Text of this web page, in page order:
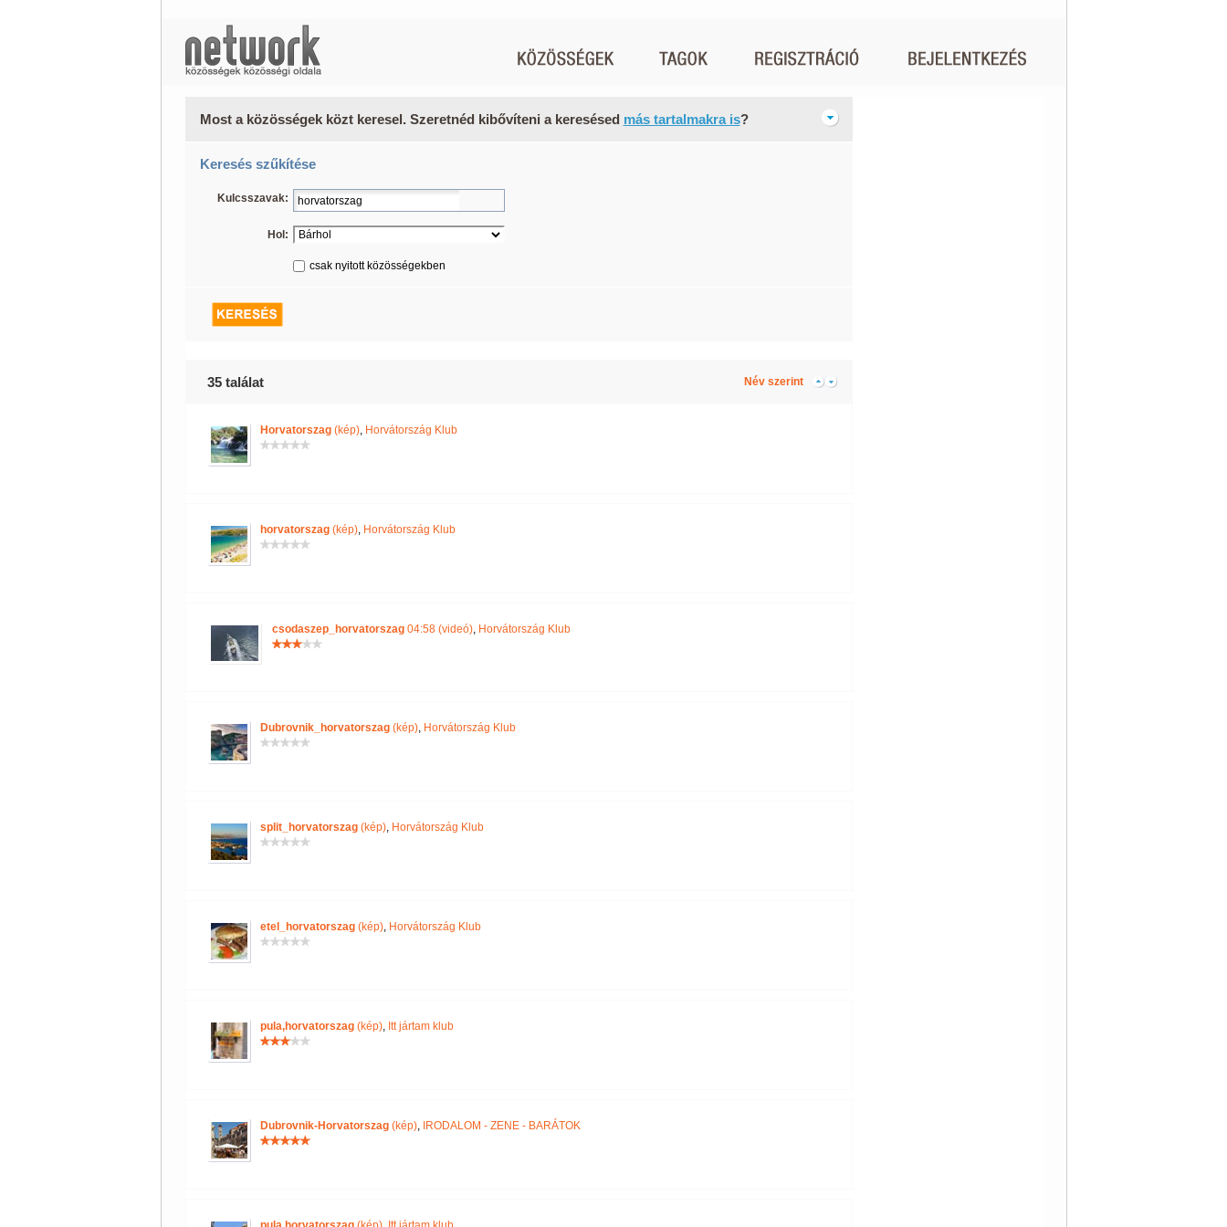
Most a közösségek közt keresel. Szeretnéd kibővíteni a keresésed más tartalmakra is?
Keresés szűkítése
Kulcsszavak:
Hol:
csak nyitott közösségekben
35 találat Név szerint
Horvatorszag(kép), Horvátország Klub
horvatorszag(kép), Horvátország Klub
csodaszep_horvatorszag04:58 (videó), Horvátország Klub
Dubrovnik_horvatorszag(kép), Horvátország Klub
split_horvatorszag(kép), Horvátország Klub
etel_horvatorszag(kép), Horvátország Klub
pula,horvatorszag(kép), Itt jártam klub
Dubrovnik-Horvatorszag(kép), IRODALOM - ZENE - BARÁTOK